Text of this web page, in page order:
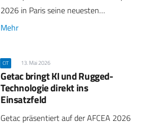
2026 in Paris seine neuesten…
Mehr
CIT 13. Mai 2026
Getac bringt KI und Rugged-
Technologie direkt ins
Einsatzfeld
Getac präsentiert auf der AFCEA 2026